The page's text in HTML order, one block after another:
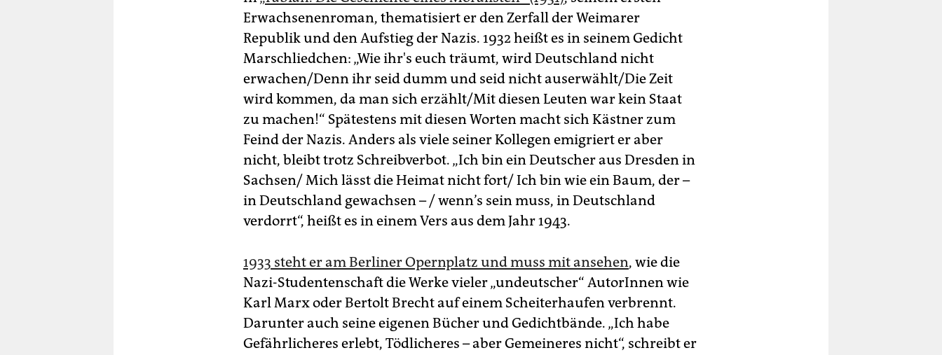
Erwachsenenroman, thematisiert er den Zerfall der Weimarer
Republik und den Aufstieg der Nazis. 1932 heißt es in seinem Gedicht
Marschliedchen: „Wie ihr's euch träumt, wird Deutschland nicht
erwachen/Denn ihr seid dumm und seid nicht auserwählt/Die Zeit
wird kommen, da man sich erzählt/Mit diesen Leuten war kein Staat
zu machen!“ Spätestens mit diesen Worten macht sich Kästner zum
Feind der Nazis. Anders als viele seiner Kollegen emigriert er aber
nicht, bleibt trotz Schreibverbot. „Ich bin ein Deutscher aus Dresden in
Sachsen/ Mich lässt die Heimat nicht fort/ Ich bin wie ein Baum, der –
in Deutschland gewachsen – / wenn’s sein muss, in Deutschland
verdorrt“, heißt es in einem Vers aus dem Jahr 1943.
1933 steht er am Berliner Opernplatz und muss mit ansehen, wie die
Nazi-Studentenschaft die Werke vieler „undeutscher“ AutorInnen wie
Karl Marx oder Bertolt Brecht auf einem Scheiterhaufen verbrennt.
Darunter auch seine eigenen Bücher und Gedichtbände. „Ich habe
Gefährlicheres erlebt, Tödlicheres – aber Gemeineres nicht“, schreibt er